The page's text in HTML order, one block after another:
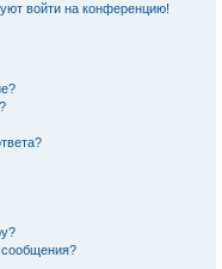
войти на конференцию!
сообщения?